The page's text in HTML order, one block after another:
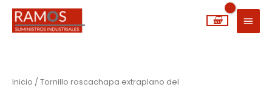
MENÚ
Inicio / Tornillo roscachapa extraplano del